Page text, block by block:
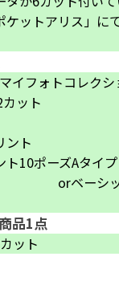
ットアリス」に
フォトコレクシ
ット
ト
10ポーズAタイプ
ク四切
品1点
ット